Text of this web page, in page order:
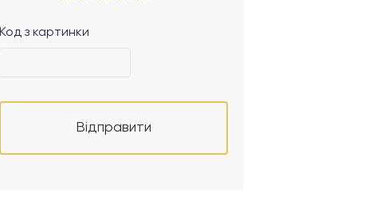
Код з картинки
Відправити